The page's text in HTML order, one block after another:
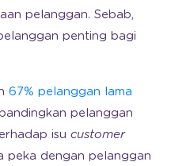
pelanggan. Sebab,
penting bagi
67% pelanggan lama
pelanggan
isu customer
peka dengan pelanggan